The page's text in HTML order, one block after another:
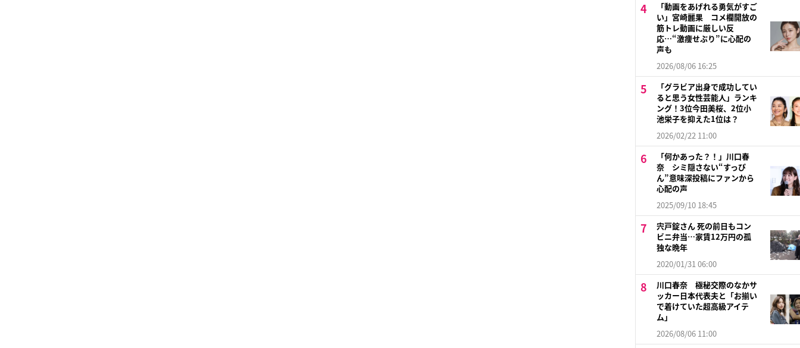
「動画をあげれる勇気がすご
い」宮崎麗果 コメ欄開放の
筋トレ動画に厳しい反
応…“激痩せぶり”に心配の
声も
2026/08/06 16:25
「グラビア出身で成功してい
ると思う女性芸能人」ランキ
ング！3位今田美桜、2位小
池栄子を抑えた1位は？
2026/02/22 11:00
「何かあった？！」川口春
奈 シミ隠さない“すっぴ
ん”意味深投稿にファンから
心配の声
2025/09/10 18:45
宍戸錠さん 死の前日もコン
ビニ弁当…家賃12万円の孤
独な晩年
2020/01/31 06:00
川口春奈 極秘交際のなかサ
ッカー日本代表夫と「お揃い
で着けていた超高級アイテ
ム」
2026/08/06 11:00